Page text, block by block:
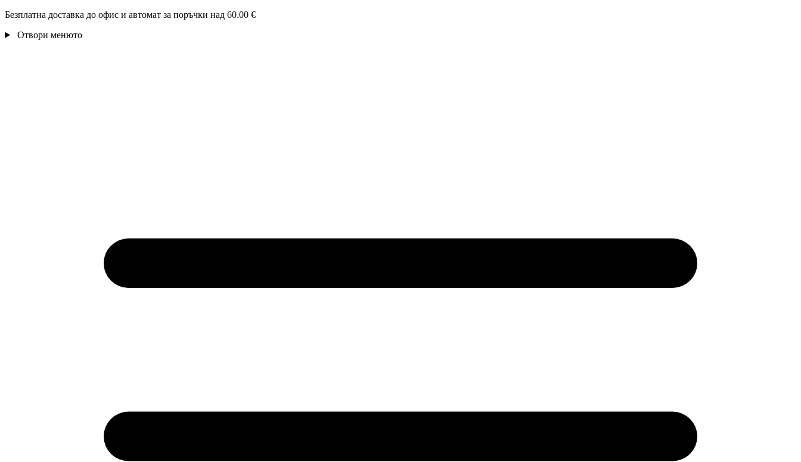
Безплатна доставка до офис и автомат за поръчки над 60.00 €
Отвори менюто